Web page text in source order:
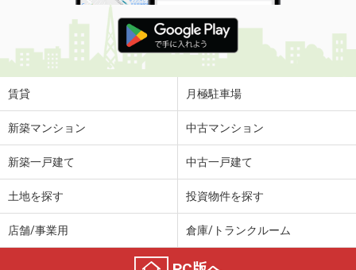
賃貸 月極駐車場
新築マンション 中古マンション
新築一戸建て 中古一戸建て
土地を探す 投資物件を探す
店舗/事業用 倉庫/トランクルーム